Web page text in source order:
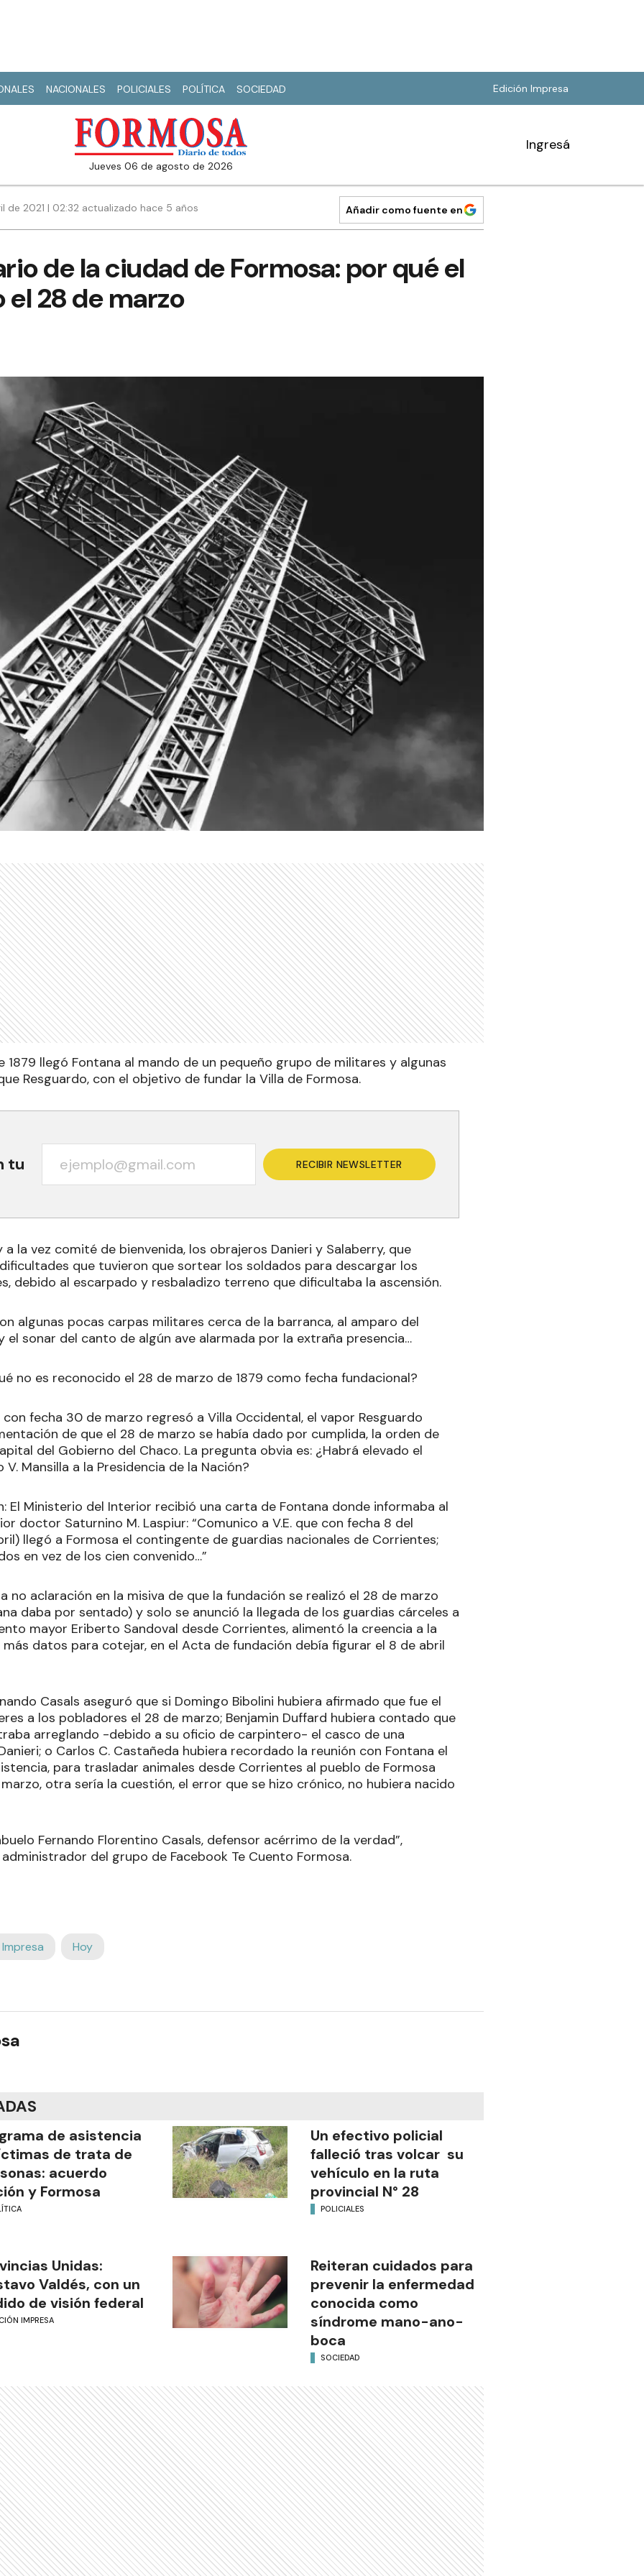
NACIONALES POLICIALES POLÍTICA SOCIEDAD Edición Impresa
jueves 06 de agosto de 2026
Ingresá
de 2021 | 02:32 actualizado hace 5 años Añadir como fuente en
de la ciudad de Formosa: por qué el
28 de marzo
1879 llegó Fontana al mando de un pequeño grupo de militares y algunas
Resguardo, con el objetivo de fundar la Villa de Formosa.
tu RECIBIR NEWSLETTER
la vez comité de bienvenida, los obrajeros Danieri y Salaberry, que
que tuvieron que sortear los soldados para descargar los
debido al escarpado y resbaladizo terreno que dificultaba la ascensión.
algunas pocas carpas militares cerca de la barranca, al amparo del
el sonar del canto de algún ave alarmada por la extraña presencia…
no es reconocido el 28 de marzo de 1879 como fecha fundacional?
con fecha 30 de marzo regresó a Villa Occidental, el vapor Resguardo
de que el 28 de marzo se había dado por cumplida, la orden de
del Gobierno del Chaco. La pregunta obvia es: ¿Habrá elevado el
Mansilla a la Presidencia de la Nación?
El Ministerio del Interior recibió una carta de Fontana donde informaba al
doctor Saturnino M. Laspiur: “Comunico a V.E. que con fecha 8 del
llegó a Formosa el contingente de guardias nacionales de Corrientes;
en vez de los cien convenido…”
no aclaración en la misiva de que la fundación se realizó el 28 de marzo
daba por sentado) y solo se anunció la llegada de los guardias cárceles a
mayor Eriberto Sandoval desde Corrientes, alimentó la creencia a la
datos para cotejar, en el Acta de fundación debía figurar el 8 de abril
Casals aseguró que si Domingo Bibolini hubiera afirmado que fue el
a los pobladores el 28 de marzo; Benjamin Duffard hubiera contado que
arreglando -debido a su oficio de carpintero- el casco de una
o Carlos C. Castañeda hubiera recordado la reunión con Fontana el
para trasladar animales desde Corrientes al pueblo de Formosa
otra sería la cuestión, el error que se hizo crónico, no hubiera nacido
Fernando Florentino Casals, defensor acérrimo de la verdad”,
administrador del grupo de Facebook Te Cuento Formosa.
Hoy
de asistencia
de trata de
acuerdo
y Formosa
Un efectivo policial
falleció tras volcar su
vehículo en la ruta
provincial N° 28
POLICIALES
Unidas:
Valdés, con un
de visión federal
IMPRESA
Reiteran cuidados para
prevenir la enfermedad
conocida como
síndrome mano-ano-
boca
SOCIEDAD